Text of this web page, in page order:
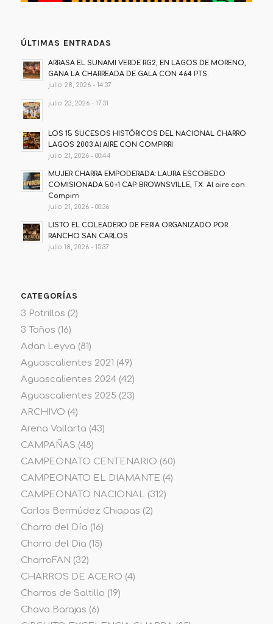
ÚLTIMAS ENTRADAS
ARRASA EL SUNAMI VERDE RG2, EN LAGOS DE MORENO,
GANA LA CHARREADA DE GALA CON 464 PTS.
julio 28, 2026 - 14:37
julio 23, 2026 - 17:31
LOS 15 SUCESOS HISTÓRICOS DEL NACIONAL CHARRO
LAGOS 2003 Al AIRE CON COMPIRRI
julio 21, 2026 - 00:44
MUJER CHARRA EMPODERADA: LAURA ESCOBEDO
COMISIONADA 50+1 CAP. BROWNSVILLE, TX. Al aire con
Compirri
julio 21, 2026 - 00:36
LISTO EL COLEADERO DE FERIA ORGANIZADO POR
RANCHO SAN CARLOS
julio 18, 2026 - 15:37
CATEGORÍAS
3 Potrillos (2)
3 Toños (16)
Adan Leyva (81)
Aguascalientes 2021 (49)
Aguascalientes 2024(42)
Aguascalientes 2025 (23)
ARCHIVO (4)
Arena Vallarta (43)
CAMPAÑAS (48)
CAMPEONATO CENTENARIO (60)
CAMPEONATO EL DIAMANTE (4)
CAMPEONATO NACIONAL(312)
Carlos Bermúdez Chiapas (2)
Charro del Día (16)
Charro del Dia (15)
CharroFAN (32)
CHARROS DE ACERO (4)
Charros de Saltillo (19)
Chava Barajas (6)